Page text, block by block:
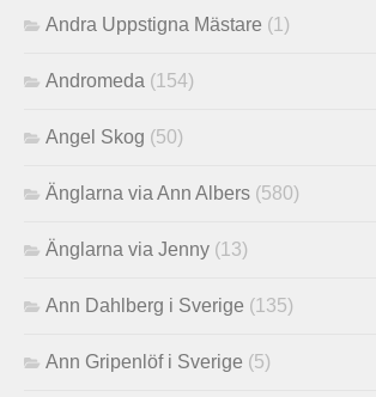
Andra Uppstigna Mästare (1)
Andromeda (154)
Angel Skog (50)
Änglarna via Ann Albers (580)
Änglarna via Jenny (13)
Ann Dahlberg i Sverige (135)
Ann Gripenlöf i Sverige (5)